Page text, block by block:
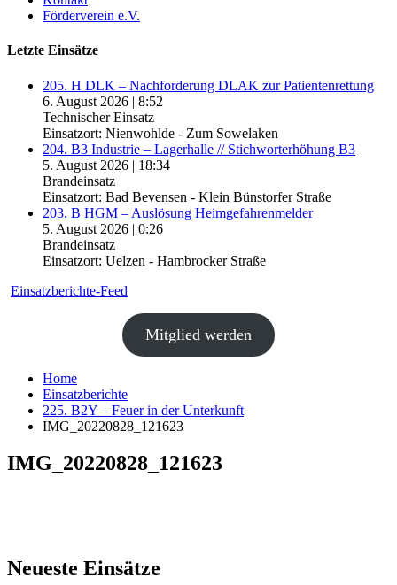
Förderverein e.V.
Letzte Einsätze
205. H DLK – Nachforderung DLAK zur Patientenrettung
6. August 2026 | 8:52
Technischer Einsatz
Einsatzort: Nienwohlde - Zum Sowelaken
204. B3 Industrie – Lagerhalle // Stichworterhöhung B3
5. August 2026 | 18:34
Brandeinsatz
Einsatzort: Bad Bevensen - Klein Bünstorfer Straße
203. B HGM – Auslösung Heimgefahrenmelder
5. August 2026 | 0:26
Brandeinsatz
Einsatzort: Uelzen - Hambrocker Straße
Einsatzberichte-Feed
Mitglied werden
Home
Einsatzberichte
225. B2Y – Feuer in der Unterkunft
IMG_20220828_121623
IMG_20220828_121623
Neueste Einsätze